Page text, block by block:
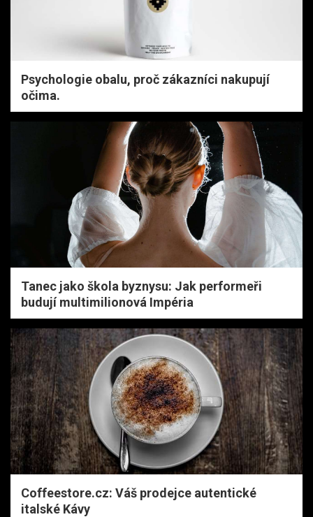
Psychologie obalu, proč zákazníci nakupují
očima.
Tanec jako škola byznysu: Jak performeři
budují multimilionová Impéria
Coffeestore.cz: Váš prodejce autentické
italské Kávy